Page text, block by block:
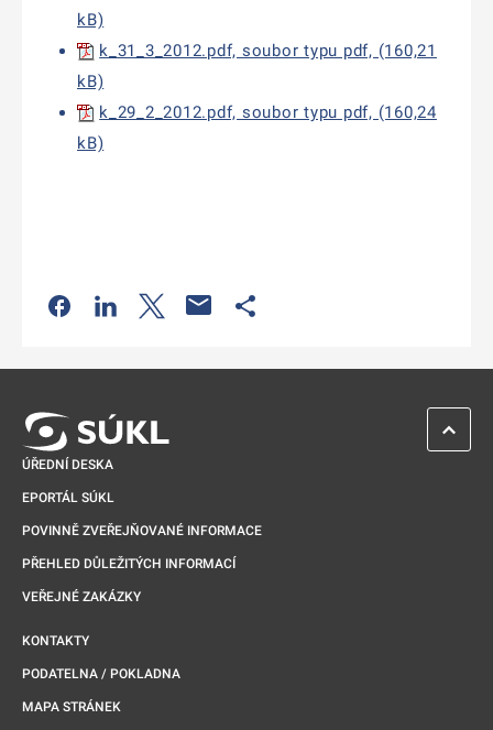
kB)
k_31_3_2012.pdf, soubor typu pdf, (160,21
kB)
k_29_2_2012.pdf, soubor typu pdf, (160,24
kB)
Odkaz se otevře na nové kartě
Odkaz se otevře na nové kartě
Odkaz se otevře na nové kartě
ÚŘEDNÍ DESKA
EPORTÁL SÚKL
POVINNĚ ZVEŘEJŇOVANÉ INFORMACE
PŘEHLED DŮLEŽITÝCH INFORMACÍ
VEŘEJNÉ ZAKÁZKY
KONTAKTY
PODATELNA / POKLADNA
MAPA STRÁNEK
ZPĚT